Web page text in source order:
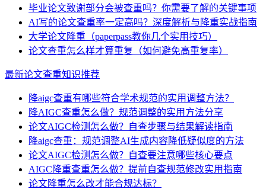
毕业论文致谢部分会被查重吗？你需要了解的关键事项
AI写的论文查重率一定高吗？深度解析与降重实战指南
大学论文降重（paperpass教你几个实用技巧）
论文查重怎么样才算重复（如何避免高重复率）
最新论文查重知识推荐
降aigc查重有哪些符合学术规范的实用调整方法？
降AIGC查重怎么做？规范调整的实用方法分享
论文AIGC检测怎么做？自查步骤与结果解读指南
降aigc查重：规范调整AI生成内容降低疑似度的方法
论文AIGC检测怎么做？自查要注意哪些核心要点
AIGC降重查重怎么做？提前自查规范修改实用指南
论文降重怎么改才能合规达标？